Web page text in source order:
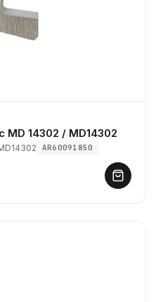
14302 / MD14302
AR60091850